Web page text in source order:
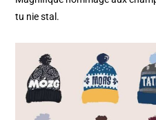
tu nie stal.